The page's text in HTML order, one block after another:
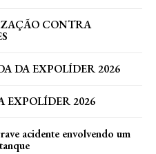
CONTRA
DA EXPOLÍDER 2026
EXPOLÍDER 2026
acidente envolvendo um